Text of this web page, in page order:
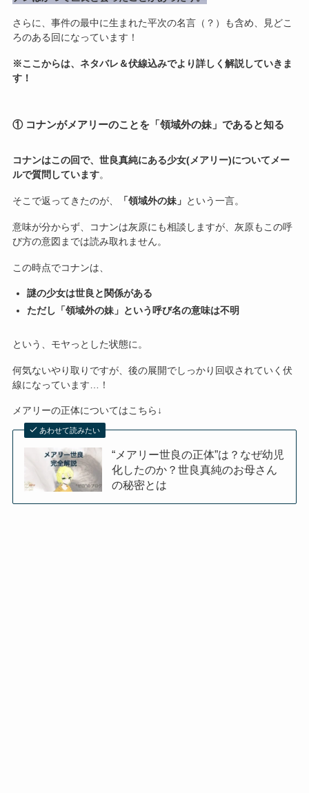
さらに、事件の最中に生まれた平次の名言（？）も含め、見どこ
ろのある回になっています！
※ここからは、ネタバレ＆伏線込みでより詳しく解説していきま
す！
① コナンがメアリーのことを「領域外の妹」であると知る
コナンはこの回で、世良真純にある少女(メアリー)についてメー
ルで質問しています。
そこで返ってきたのが、 「領域外の妹」 という一言。
意味が分からず、コナンは灰原にも相談しますが、灰原もこの呼
び方の意図までは読み取れません。
この時点でコナンは、
謎の少女は世良と関係がある
ただし「領域外の妹」という呼び名の意味は不明
という、モヤっとした状態に。
何気ないやり取りですが、後の展開でしっかり回収されていく伏
線になっています…！
メアリーの正体についてはこちら↓
あわせて読みたい
“メアリー世良の正体”は？なぜ幼児
化したのか？世良真純のお母さん
の秘密とは